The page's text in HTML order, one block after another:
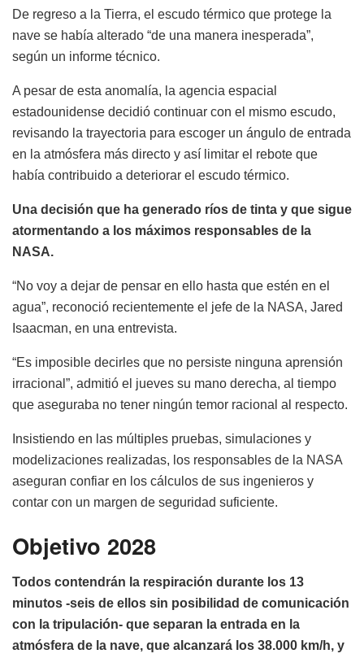
De regreso a la Tierra, el escudo térmico que protege la
nave se había alterado “de una manera inesperada”,
según un informe técnico.
A pesar de esta anomalía, la agencia espacial
estadounidense decidió continuar con el mismo escudo,
revisando la trayectoria para escoger un ángulo de entrada
en la atmósfera más directo y así limitar el rebote que
había contribuido a deteriorar el escudo térmico.
Una decisión que ha generado ríos de tinta y que sigue
atormentando a los máximos responsables de la
NASA.
“No voy a dejar de pensar en ello hasta que estén en el
agua”, reconoció recientemente el jefe de la NASA, Jared
Isaacman, en una entrevista.
“Es imposible decirles que no persiste ninguna aprensión
irracional”, admitió el jueves su mano derecha, al tiempo
que aseguraba no tener ningún temor racional al respecto.
Insistiendo en las múltiples pruebas, simulaciones y
modelizaciones realizadas, los responsables de la NASA
aseguran confiar en los cálculos de sus ingenieros y
contar con un margen de seguridad suficiente.
Objetivo 2028
Todos contendrán la respiración durante los 13
minutos -seis de ellos sin posibilidad de comunicación
con la tripulación- que separan la entrada en la
atmósfera de la nave, que alcanzará los 38.000 km/h, y